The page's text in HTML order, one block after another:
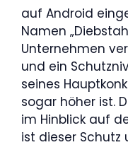
auf Android
Namen
Unternehmen
und ein
seines
sogar höher ist.
im Hinblick auf
ist dieser Schutz